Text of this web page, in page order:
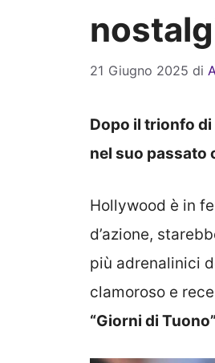
21 Giugno 2025 di
Dopo il trionfo di
nel suo passato
Hollywood è in
d’azione,
più adrenalinici
clamoroso e
“Giorni di